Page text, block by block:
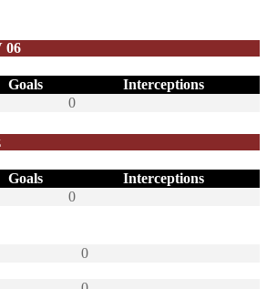
06
Goals
Interceptions
0
Goals
Interceptions
0
0